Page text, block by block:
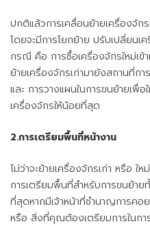
ปกติแล้วการเคลื่อนย้ายเครื่องจั
โดยจะมีการโยกย้าย ปรับเปลี่ยน
กรณี คือ การซื้อเครื่องจักรใหม่เข้
ย้ายเครื่องจักรเก่ามายังสถานที่
และ การวางแผนในการขนย้ายเพื่
เครื่องจักรให้น้อยที่สุด
2.การเตรียมพื้นที่หน้างาน
ไม่ว่าจะย้ายเครื่องจักรเก่า หรือ
การเตรียมพื้นที่สำหรับการขนย้าย
ที่สุดหากมีเจ้าหน้าที่ชำนาญการคอ
หรือ สิ่งที่คุณต้องเตรียมการในกา